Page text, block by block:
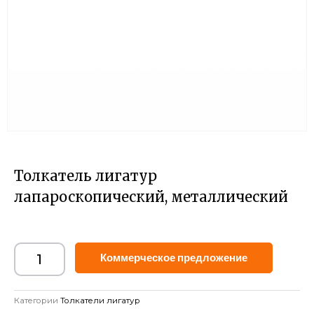
Толкатель лигатур
лапароскопический, металлический
Коммерческое предложение
Категории Толкатели лигатур